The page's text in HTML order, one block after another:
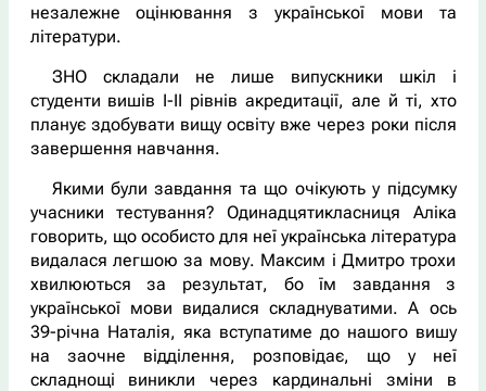
незалежне оцінювання з української мови та
літератури.
ЗНО складали не лише випускники шкіл і
студенти вишів І-ІІ рівнів акредитації, але й ті, хто
планує здобувати вищу освіту вже через роки після
завершення навчання.
Якими були завдання та що очікують у підсумку
учасники тестування? Одинадцятикласниця Аліка
говорить, що особисто для неї українська література
видалася легшою за мову. Максим і Дмитро трохи
хвилюються за результат, бо їм завдання з
української мови видалися складнуватими. А ось
39-річна Наталія, яка вступатиме до нашого вишу
на заочне відділення, розповідає, що у неї
складнощі виникли через кардинальні зміни в